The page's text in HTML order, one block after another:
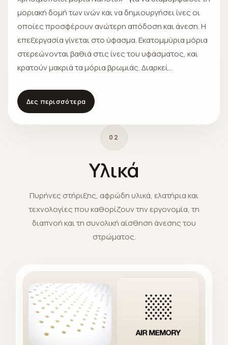
μοριακή δομή των ινών και να δημιουργήσει ίνες οι
οποίες προσφέρουν ανώτερη απόδοση και άνεση. Η
επεξεργασία γίνεται στο ύφασμα. Εκατομμύρια μόρια
στερεώνονται βαθιά στις ίνες του υφάσματος, και
κρατούν μακριά τα μόρια βρωμιάς. Διαρκεί
την κυκλοφορία του αέρα του στο στρώμα. Υγρά όπως
το κρασί, τα αναψυκτικά και ο καφές, τα οποία
προκαλούν λεκέδες όταν διαπερνούν τις ίνες,
μορφοποιούν μια σταγόνα και απομακρύνονται
χωρίς να αποροφώνται. Με το ύφασμα Nanotex® , η
σωματική εφίδρωση απορροφάται από τα σεντόνια,
τα οποία μπορούν να πλένονται συχνά, και όχι από το
στρώμα.
Δες περισσότερα
02
Υλικά
Πυρήνες στήριξης, αφρώδη υλικά, ελατήρια και
τεχνολογίες που καθορίζουν την εργονομία, τη
διαπνοή και τη συνολική αίσθηση άνεσης του
στρώματος.